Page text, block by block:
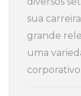
sua
grande
uma
corporativo.